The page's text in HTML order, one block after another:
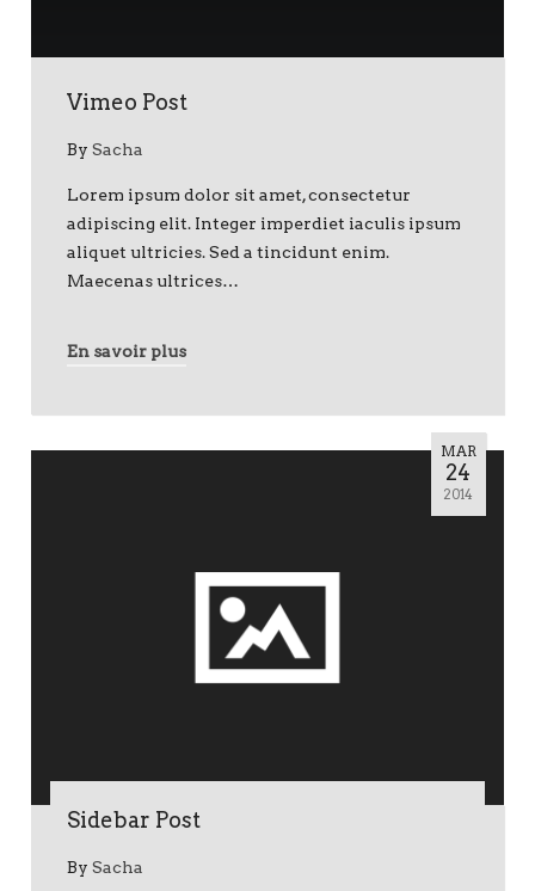
Vimeo Post
BySacha
Lorem ipsum dolor sit amet, consectetur
adipiscing elit. Integer imperdiet iaculis ipsum
aliquet ultricies. Sed a tincidunt enim.
Maecenas ultrices…
En savoir plus
MAR
24
2014
Sidebar Post
BySacha